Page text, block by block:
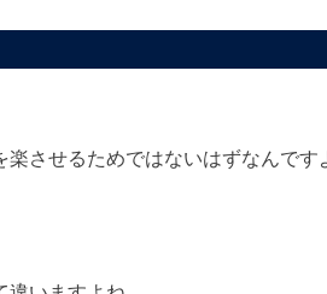
楽させるためではないはずなんです